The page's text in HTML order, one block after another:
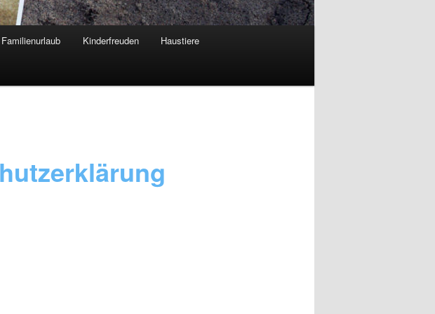
Familienurlaub Kinderfreuden Haustiere